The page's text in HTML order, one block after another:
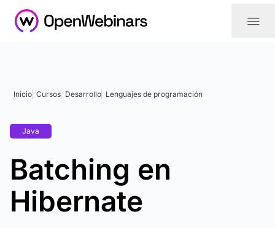
|||
Inicio Cursos Desarrollo Lenguajes de programación
Java
Batching en
Hibernate